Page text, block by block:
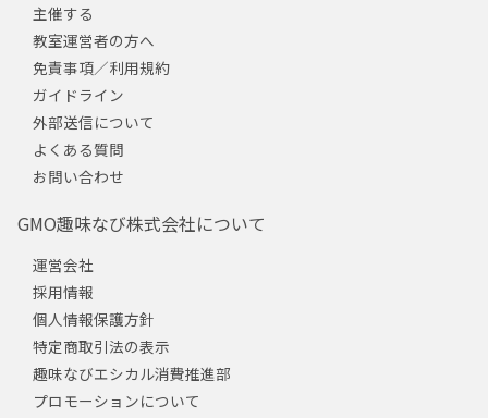
主催する
教室運営者の方へ
免責事項／利用規約
ガイドライン
外部送信について
よくある質問
お問い合わせ
GMO趣味なび株式会社について
運営会社
採用情報
個人情報保護方針
特定商取引法の表示
趣味なびエシカル消費推進部
プロモーションについて